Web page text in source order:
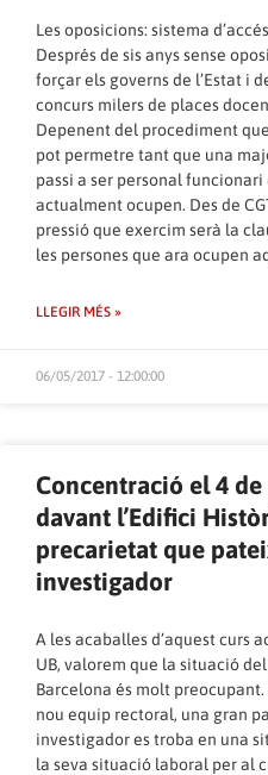
Les oposicions: sistema
Després de sis anys sense
forçar els governs de l’Estat i
concurs milers de places
Depenent del procediment
pot permetre tant que una
passi a ser personal
actualment ocupen. Des de
pressió que exercim serà la
les persones que ara ocupen
LLEGIR MÉS »
06/05/2017 - 12:00:00
Concentració el 4 de
davant l’Edifici
precarietat que
investigador
A les acaballes d’aquest curs
UB, valorem que la situació
Barcelona és molt
nou equip rectoral, una gran
investigador es troba en una
la seva situació laboral per al